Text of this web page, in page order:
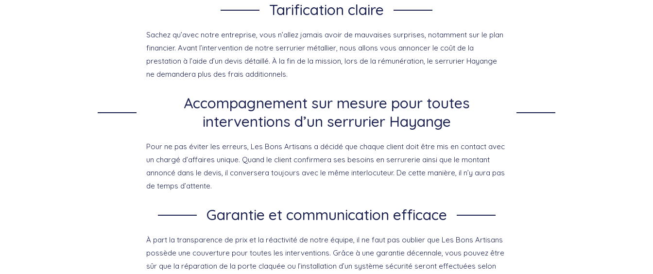
Tarification claire
Sachez qu’avec notre entreprise, vous n’allez jamais avoir de mauvaises surprises, notamment sur le plan
financier. Avant l’intervention de notre serrurier métallier, nous allons vous annoncer le coût de la
prestation à l’aide d’un devis détaillé. À la fin de la mission, lors de la rémunération, le serrurier Hayange
ne demandera plus des frais additionnels.
Accompagnement sur mesure pour toutes
interventions d’un serrurier Hayange
Pour ne pas éviter les erreurs, Les Bons Artisans a décidé que chaque client doit être mis en contact avec
un chargé d’affaires unique. Quand le client confirmera ses besoins en serrurerie ainsi que le montant
annoncé dans le devis, il conversera toujours avec le même interlocuteur. De cette manière, il n’y aura pas
de temps d’attente.
Garantie et communication efficace
À part la transparence de prix et la réactivité de notre équipe, il ne faut pas oublier que Les Bons Artisans
possède une couverture pour toutes les interventions. Grâce à une garantie décennale, vous pouvez être
sûr que la réparation de la porte claquée ou l’installation d’un système sécurité seront effectuées selon